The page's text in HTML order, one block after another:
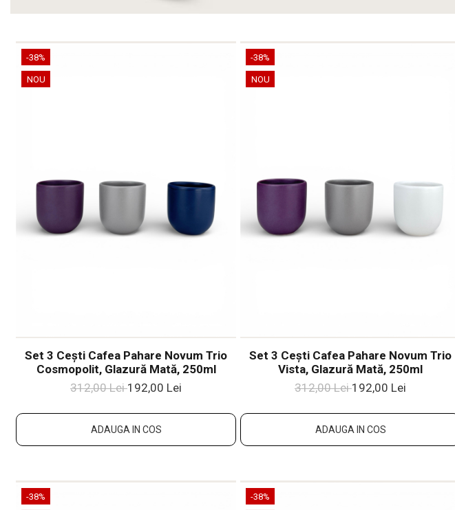
-38%
NOU
Set 3 Cești Cafea Pahare Novum Trio
Cosmopolit, Glazură Mată, 250ml
312,00 Lei192,00 Lei
ADAUGA IN COS
-38%
NOU
Set 3 Cești Cafea Pahare Novum Trio
Vista, Glazură Mată, 250ml
312,00 Lei192,00 Lei
ADAUGA IN COS
-38% -38%